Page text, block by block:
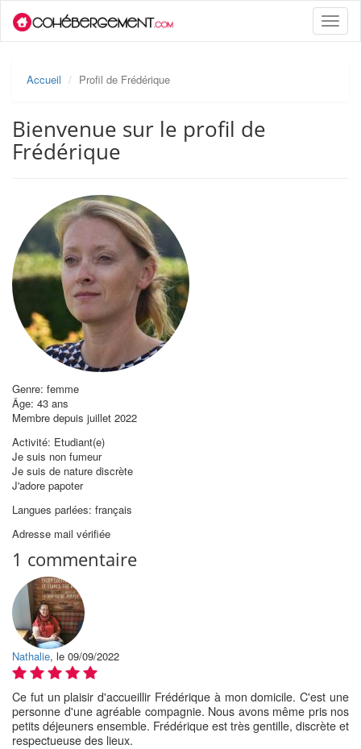
Toggle
Accueil Profil de Frédérique
Bienvenue sur le profil de
Frédérique
Genre: femme
Âge: 43 ans
Membre depuis juillet 2022
Activité: Etudiant(e)
Je suis non fumeur
Je suis de nature discrète
J'adore papoter
Langues parlées: français
Adresse mail vérifiée
1 commentaire
Nathalie, le 09/09/2022
Ce fut un plaisir d'accueillir Frédérique à mon domicile. C'est une
personne d'une agréable compagnie. Nous avons même pris nos
petits déjeuners ensemble. Frédérique est très gentille, discrète et
respectueuse des lieux.